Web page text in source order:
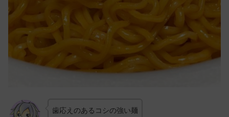
歯応えのあるコシの強い麺